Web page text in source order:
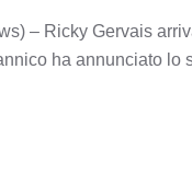
– Ricky Gervais
ha annunciato lo